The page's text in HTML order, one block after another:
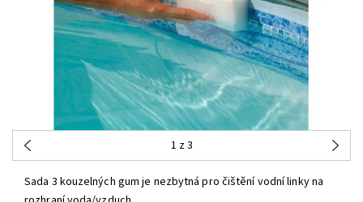
1 z 3
Sada 3 kouzelných gum je nezbytná pro čištění vodní linky na